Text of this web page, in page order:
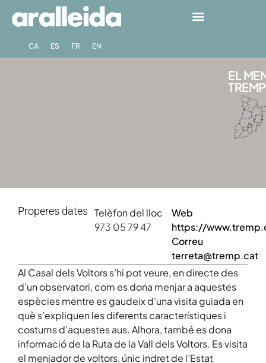
CA ES FR EN
EL
Properes dates Telèfon del lloc
973 05 79 47
Web
https://
Correu
terreta@tremp.cat
Al Casal dels Voltors s’hi pot veure, en directe des
d’un observatori, com es dona menjar a aquestes
espècies mentre es gaudeix d’una visita guiada en
què s’expliquen les diferents característiques i
costums d’aquestes aus. Alhora, també es dona
informació de la Ruta de la Vall dels Voltors. Es visita
el menjador de voltors, únic indret de l’Estat